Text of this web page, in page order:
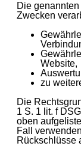
Die
Zwecken
Website,
zu
Die
1 S. 1 lit. f
oben
Fall
Rückschlüsse